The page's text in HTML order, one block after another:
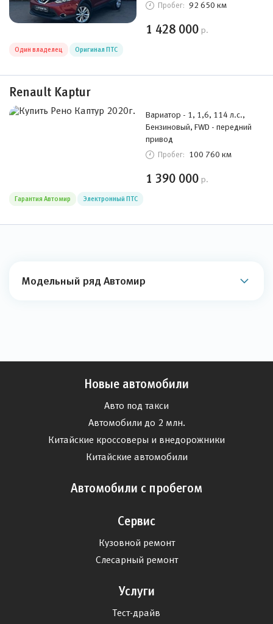
Пробег: 92 650 км
1 428 000 р.
Один владелец Оригинал ПТС
Renault Kaptur
Вариатор - 1, 1,6, 114 л.с.,
Бензиновый, FWD - передний
привод
Пробег: 100 760 км
1 390 000 р.
Гарантия Автомир Электронный ПТС
Модельный ряд Автомир
Новые автомобили
Авто под такси
Автомобили до 2 млн.
Китайские кроссоверы и внедорожники
Китайские автомобили
Автомобили с пробегом
Сервис
Кузовной ремонт
Слесарный ремонт
Услуги
Тест-драйв